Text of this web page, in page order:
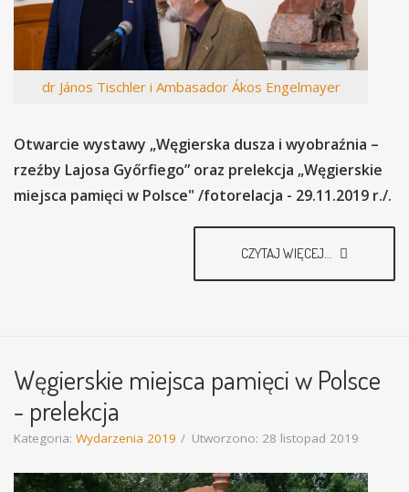
dr János Tischler i Ambasador Ákos Engelmayer
Otwarcie wystawy „Węgierska dusza i wyobraźnia –
rzeźby Lajosa Győrfiego” oraz prelekcja „Węgierskie
miejsca pamięci w Polsce" /fotorelacja - 29.11.2019 r./.
CZYTAJ WIĘCEJ...
Węgierskie miejsca pamięci w Polsce
- prelekcja
Kategoria: Wydarzenia 2019 Utworzono: 28 listopad 2019